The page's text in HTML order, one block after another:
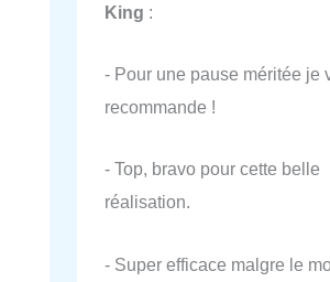
King :
- Pour une pause méritée je
recommande !
- Top, bravo pour cette belle
réalisation.
- Super efficace malgre le